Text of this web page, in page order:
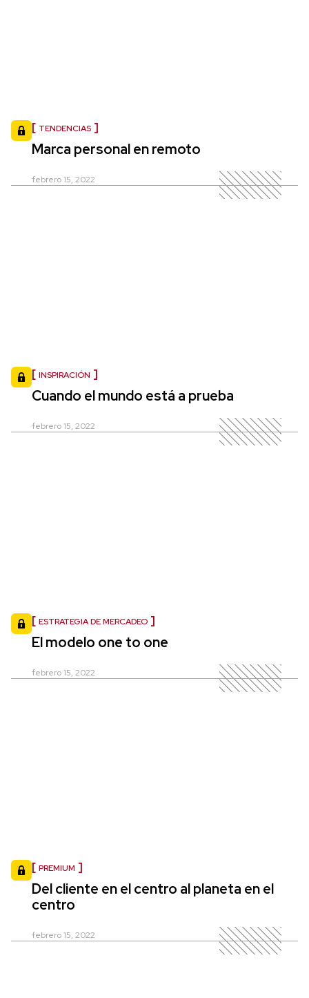
TENDENCIAS
Marca personal en remoto
febrero 15, 2022
INSPIRACIÓN
Cuando el mundo está a prueba
febrero 15, 2022
ESTRATEGIA DE MERCADEO
El modelo one to one
febrero 15, 2022
PREMIUM
Del cliente en el centro al planeta en el
centro
febrero 15, 2022